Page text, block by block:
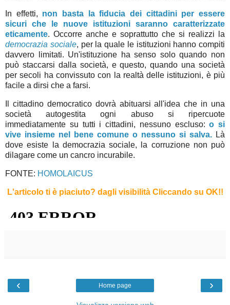
In effetti, non basta la fiducia dei cittadini per essere
sicuri che le nuove istituzioni saranno caratterizzate
eticamente. Occorre anche e soprattutto che si realizzi la
democrazia sociale, per la quale le istituzioni hanno compiti
davvero limitati. Un'istituzione ha senso solo quando non
può staccarsi dalla società, e questo, quando una società
per secoli ha convissuto con la realtà delle istituzioni, è più
facile a dirsi che a farsi.
Il cittadino democratico dovrà abituarsi all'idea che in una
società autogestita ogni abuso si ripercuote
immediatamente su tutti i cittadini, nessuno escluso:o si
vive insieme nel bene comune o nessuno si salva. Là
dove esiste la democrazia sociale, la corruzione non può
dilagare come un cancro incurabile.
FONTE: HOMOLAICUS
L'articolo ti è piaciuto? dagli visibilità Cliccando su OK!!
‹ ›
Home page